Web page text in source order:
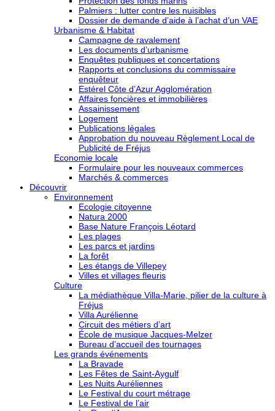
Palmiers : lutter contre les nuisibles
Dossier de demande d’aide à l’achat d’un VAE
Urbanisme & Habitat
Campagne de ravalement
Les documents d’urbanisme
Enquêtes publiques et concertations
Rapports et conclusions du commissaire
enquêteur
Estérel Côte d’Azur Agglomération
Affaires foncières et immobilières
Assainissement
Logement
Publications légales
Approbation du nouveau Règlement Local de
Publicité de Fréjus
Economie locale
Formulaire pour les nouveaux commerces
Marchés & commerces
Découvrir
Environnement
Ecologie citoyenne
Natura 2000
Base Nature François Léotard
Les plages
Les parcs et jardins
La forêt
Les étangs de Villepey
Villes et villages fleuris
Culture
La médiathèque Villa-Marie, pilier de la culture à
Fréjus
Villa Aurélienne
Circuit des métiers d’art
École de musique Jacques-Melzer
Bureau d’accueil des tournages
Les grands événements
La Bravade
Les Fêtes de Saint-Aygulf
Les Nuits Auréliennes
Le Festival du court métrage
Le Festival de l’air